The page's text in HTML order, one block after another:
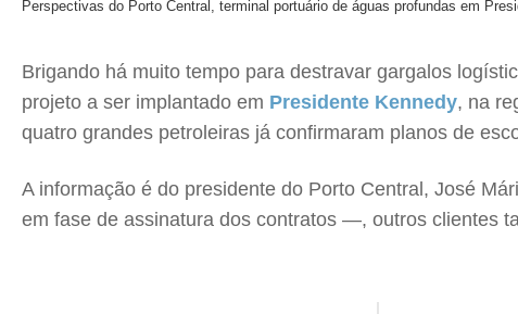
Perspectivas do Porto Central, terminal portuário de águas profundas em
Brigando há muito tempo para destravar gargalos
projeto a ser implantado em Presidente Kennedy, na
quatro grandes petroleiras já confirmaram planos de
A informação é do presidente do Porto Central, José
em fase de assinatura dos contratos —, outros clientes